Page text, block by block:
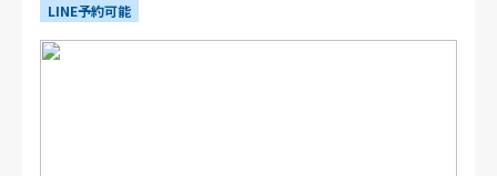
LINE予約可能